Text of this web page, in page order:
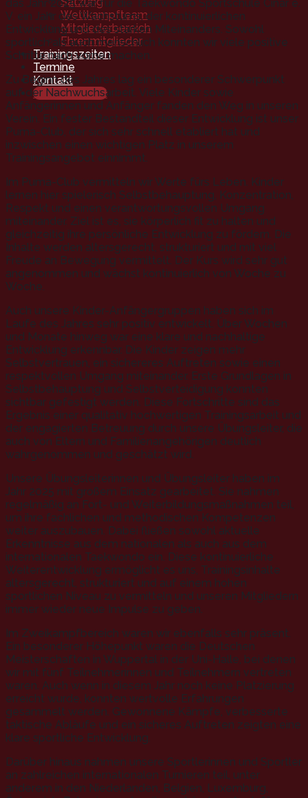
Wettkampfteam
Mitgliederbereich
Ehrenmitglieder
Trainingszeiten
Termine
Kontakt
Mitgliedschaft
das Jahr 2025 war für die Taekwondo Sportschule Cinar e.
V. ein Jahr des Wachstums, der kontinuierlichen
Entwicklung und des starken Miteinanders. Sowohl
sportlich als auch menschlich konnten wir viele positive
Schritte nach vorne machen.
Zu Beginn des Jahres lag ein besonderer Schwerpunkt
auf der Nachwuchsarbeit. Viele Kinder sowie
Anfängerinnen und Anfänger fanden den Weg in unseren
Verein. Ein fester Bestandteil dieser Entwicklung ist unser
Puma-Club, der sich sehr schnell etabliert hat und
inzwischen einen wichtigen Platz in unserem
Trainingsangebot einnimmt.
Im Puma-Club vermitteln wir Werte fürs Leben. Kinder
lernen hier spielerisch Selbstbehauptung, Konzentration,
Respekt und einen verantwortungsvollen Umgang
miteinander. Ziel ist es, sie körperlich fit zu halten und
gleichzeitig ihre persönliche Entwicklung zu fördern. Die
Inhalte werden altersgerecht, strukturiert und mit viel
Freude an Bewegung vermittelt. Der Kurs wird sehr gut
angenommen und wächst kontinuierlich von Woche zu
Woche.
Auch unsere Kinder-Anfängergruppen haben sich im
Laufe des Jahres sehr positiv entwickelt. Über Wochen
und Monate hinweg war eine klare und nachhaltige
Entwicklung erkennbar. Die Kinder zeigen mehr
Selbstvertrauen, ein sichereres Auftreten sowie einen
respektvollen Umgang miteinander. Erste Grundlagen in
Selbstbehauptung und Selbstverteidigung konnten
sichtbar gefestigt werden. Diese Fortschritte sind das
Ergebnis einer qualitativ hochwertigen Trainingsarbeit und
der engagierten Betreuung durch unsere Übungsleiter, die
auch von Eltern und Familienangehörigen deutlich
wahrgenommen und geschätzt wird.
Unsere Übungsleiterinnen und Übungsleiter haben im
Jahr 2025 mit großem Einsatz gearbeitet. Sie nahmen
regelmäßig an Fort- und Weiterbildungsmaßnahmen teil,
um ihre fachlichen und methodischen Kompetenzen
weiter auszubauen. Dabei fließen sowohl aktuelle
Erkenntnisse aus dem nationalen als auch aus dem
internationalen Taekwondo ein. Diese kontinuierliche
Weiterentwicklung ermöglicht es uns, Trainingsinhalte
altersgerecht, strukturiert und auf einem hohen
sportlichen Niveau zu vermitteln und unseren Mitgliedern
immer wieder neue Impulse zu geben.
Im Zweikampfbereich waren wir ebenfalls sehr präsent.
Ein besonderer Höhepunkt waren die Deutschen
Meisterschaften in Wuppertal in der Uni-Halle, bei denen
wir mit fünf Teilnehmerinnen und Teilnehmern vertreten
waren. Auch wenn in diesem Jahr noch keine Platzierung
erreicht wurde, konnten wertvolle Erfahrungen
gesammelt werden. Gewonnene Kämpfe, verbesserte
taktische Abläufe und ein sicheres Auftreten zeigten eine
klare sportliche Entwicklung.
Darüber hinaus nahmen unsere Sportlerinnen und Sportler
an zahlreichen internationalen Turnieren teil, unter
anderem in den Niederlanden, Belgien, Luxemburg,